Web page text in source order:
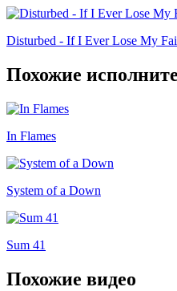
Disturbed - If I Ever Lose My
Похожие
In Flames
System of a Down
Sum 41
Похожие видео